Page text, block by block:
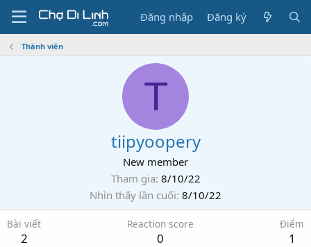
Đăng nhập Đăng ký
Thành viên
T
tiipyoopery
New member
Tham gia 8/10/22
Nhìn thấy lần cuối 8/10/22
Bài viết
2
Reaction score
0
Điểm
1